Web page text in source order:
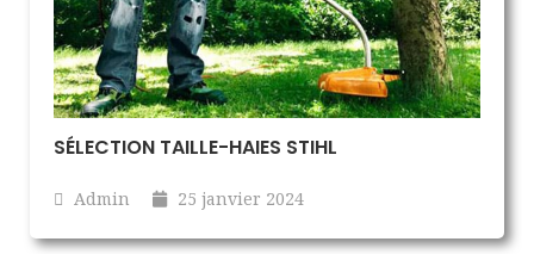
SÉLECTION TAILLE-HAIES STIHL
Admin 25 janvier 2024